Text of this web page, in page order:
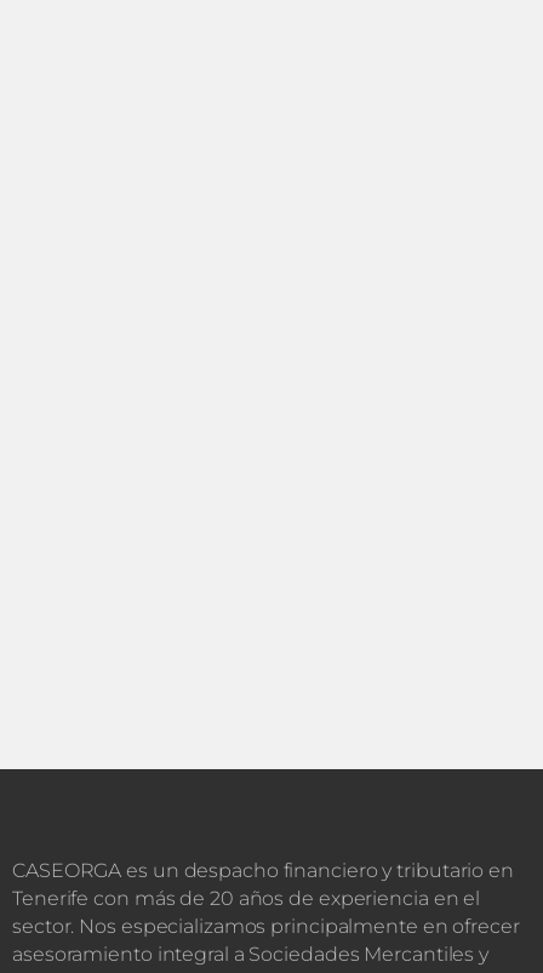
CASEORGA es un despacho financiero y tributario en
Tenerife con más de 20 años de experiencia en el
sector. Nos especializamos principalmente en ofrecer
asesoramiento integral a Sociedades Mercantiles y